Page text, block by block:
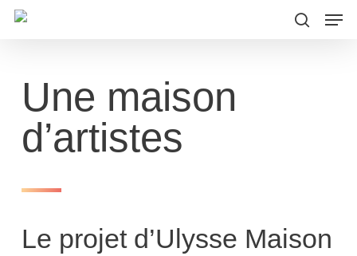
Skip
contentUne maison
d’artistes
Le projet d’Ulysse Maison